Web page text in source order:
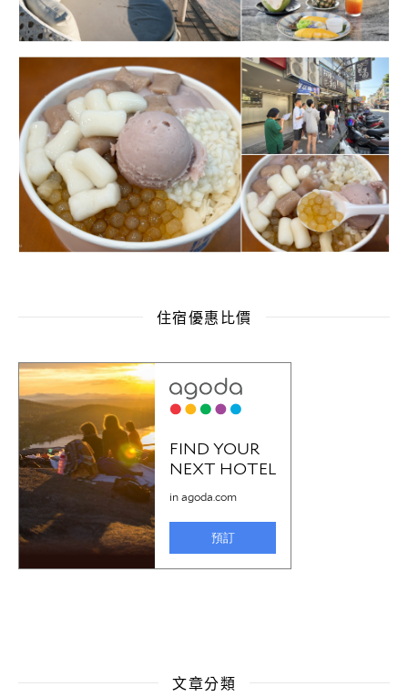
住宿優惠比價
文章分類